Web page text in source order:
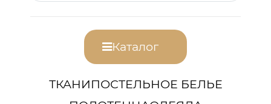
Каталог
ТКАНИПОСТЕЛЬНОЕ БЕЛЬЕ